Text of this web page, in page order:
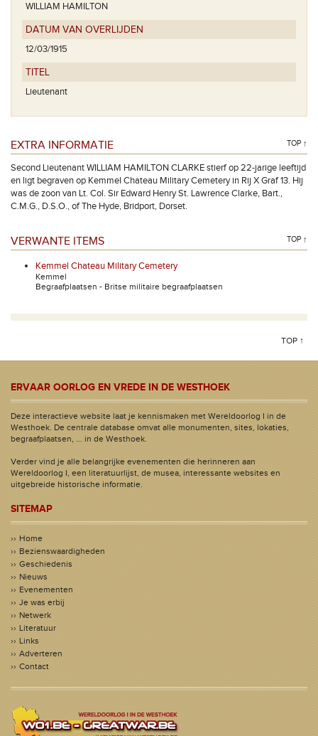
WILLIAM HAMILTON
DATUM VAN OVERLIJDEN
12/03/1915
TITEL
Lieutenant
EXTRA INFORMATIE TOP ↑
Second Lieutenant WILLIAM HAMILTON CLARKE stierf op 22-jarige leeftijd
en ligt begraven op Kemmel Chateau Military Cemetery in Rij X Graf 13. Hij
was de zoon van Lt. Col. Sir Edward Henry St. Lawrence Clarke, Bart.,
C.M.G., D.S.O., of The Hyde, Bridport, Dorset.
VERWANTE ITEMS TOP ↑
Kemmel Chateau Military Cemetery
Kemmel
Begraafplaatsen - Britse militaire begraafplaatsen
TOP ↑
ERVAAR OORLOG EN VREDE IN DE WESTHOEK
Deze interactieve website laat je kennismaken met Wereldoorlog I in de
Westhoek. De centrale database omvat alle monumenten, sites, lokaties,
begraafplaatsen, ... in de Westhoek.
Verder vind je alle belangrijke evenementen die herinneren aan
Wereldoorlog I, een literatuurlijst, de musea, interessante websites en
uitgebreide historische informatie.
SITEMAP
Home
Bezienswaardigheden
Geschiedenis
Nieuws
Evenementen
Je was erbij
Netwerk
Literatuur
Links
Adverteren
Contact